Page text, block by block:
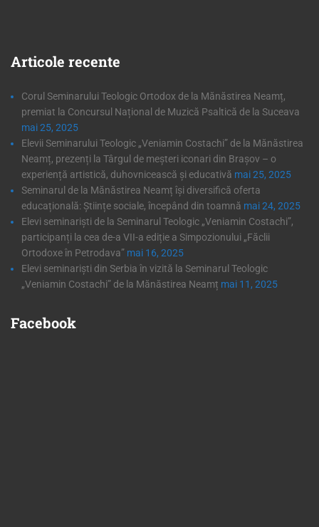
Articole recente
Corul Seminarului Teologic Ortodox de la Mănăstirea Neamț,
premiat la Concursul Național de Muzică Psaltică de la Suceava
mai 25, 2025
Elevii Seminarului Teologic „Veniamin Costachi” de la Mănăstirea
Neamț, prezenți la Târgul de meșteri iconari din Brașov – o
experiență artistică, duhovnicească și educativă mai 25, 2025
Seminarul de la Mănăstirea Neamț își diversifică oferta
educațională: Științe sociale, începând din toamnă mai 24, 2025
Elevi seminariști de la Seminarul Teologic „Veniamin Costachi”,
participanți la cea de-a VII-a ediție a Simpozionului „Făclii
Ortodoxe în Petrodava” mai 16, 2025
Elevi seminariști din Serbia în vizită la Seminarul Teologic
„Veniamin Costachi” de la Mănăstirea Neamț mai 11, 2025
Facebook